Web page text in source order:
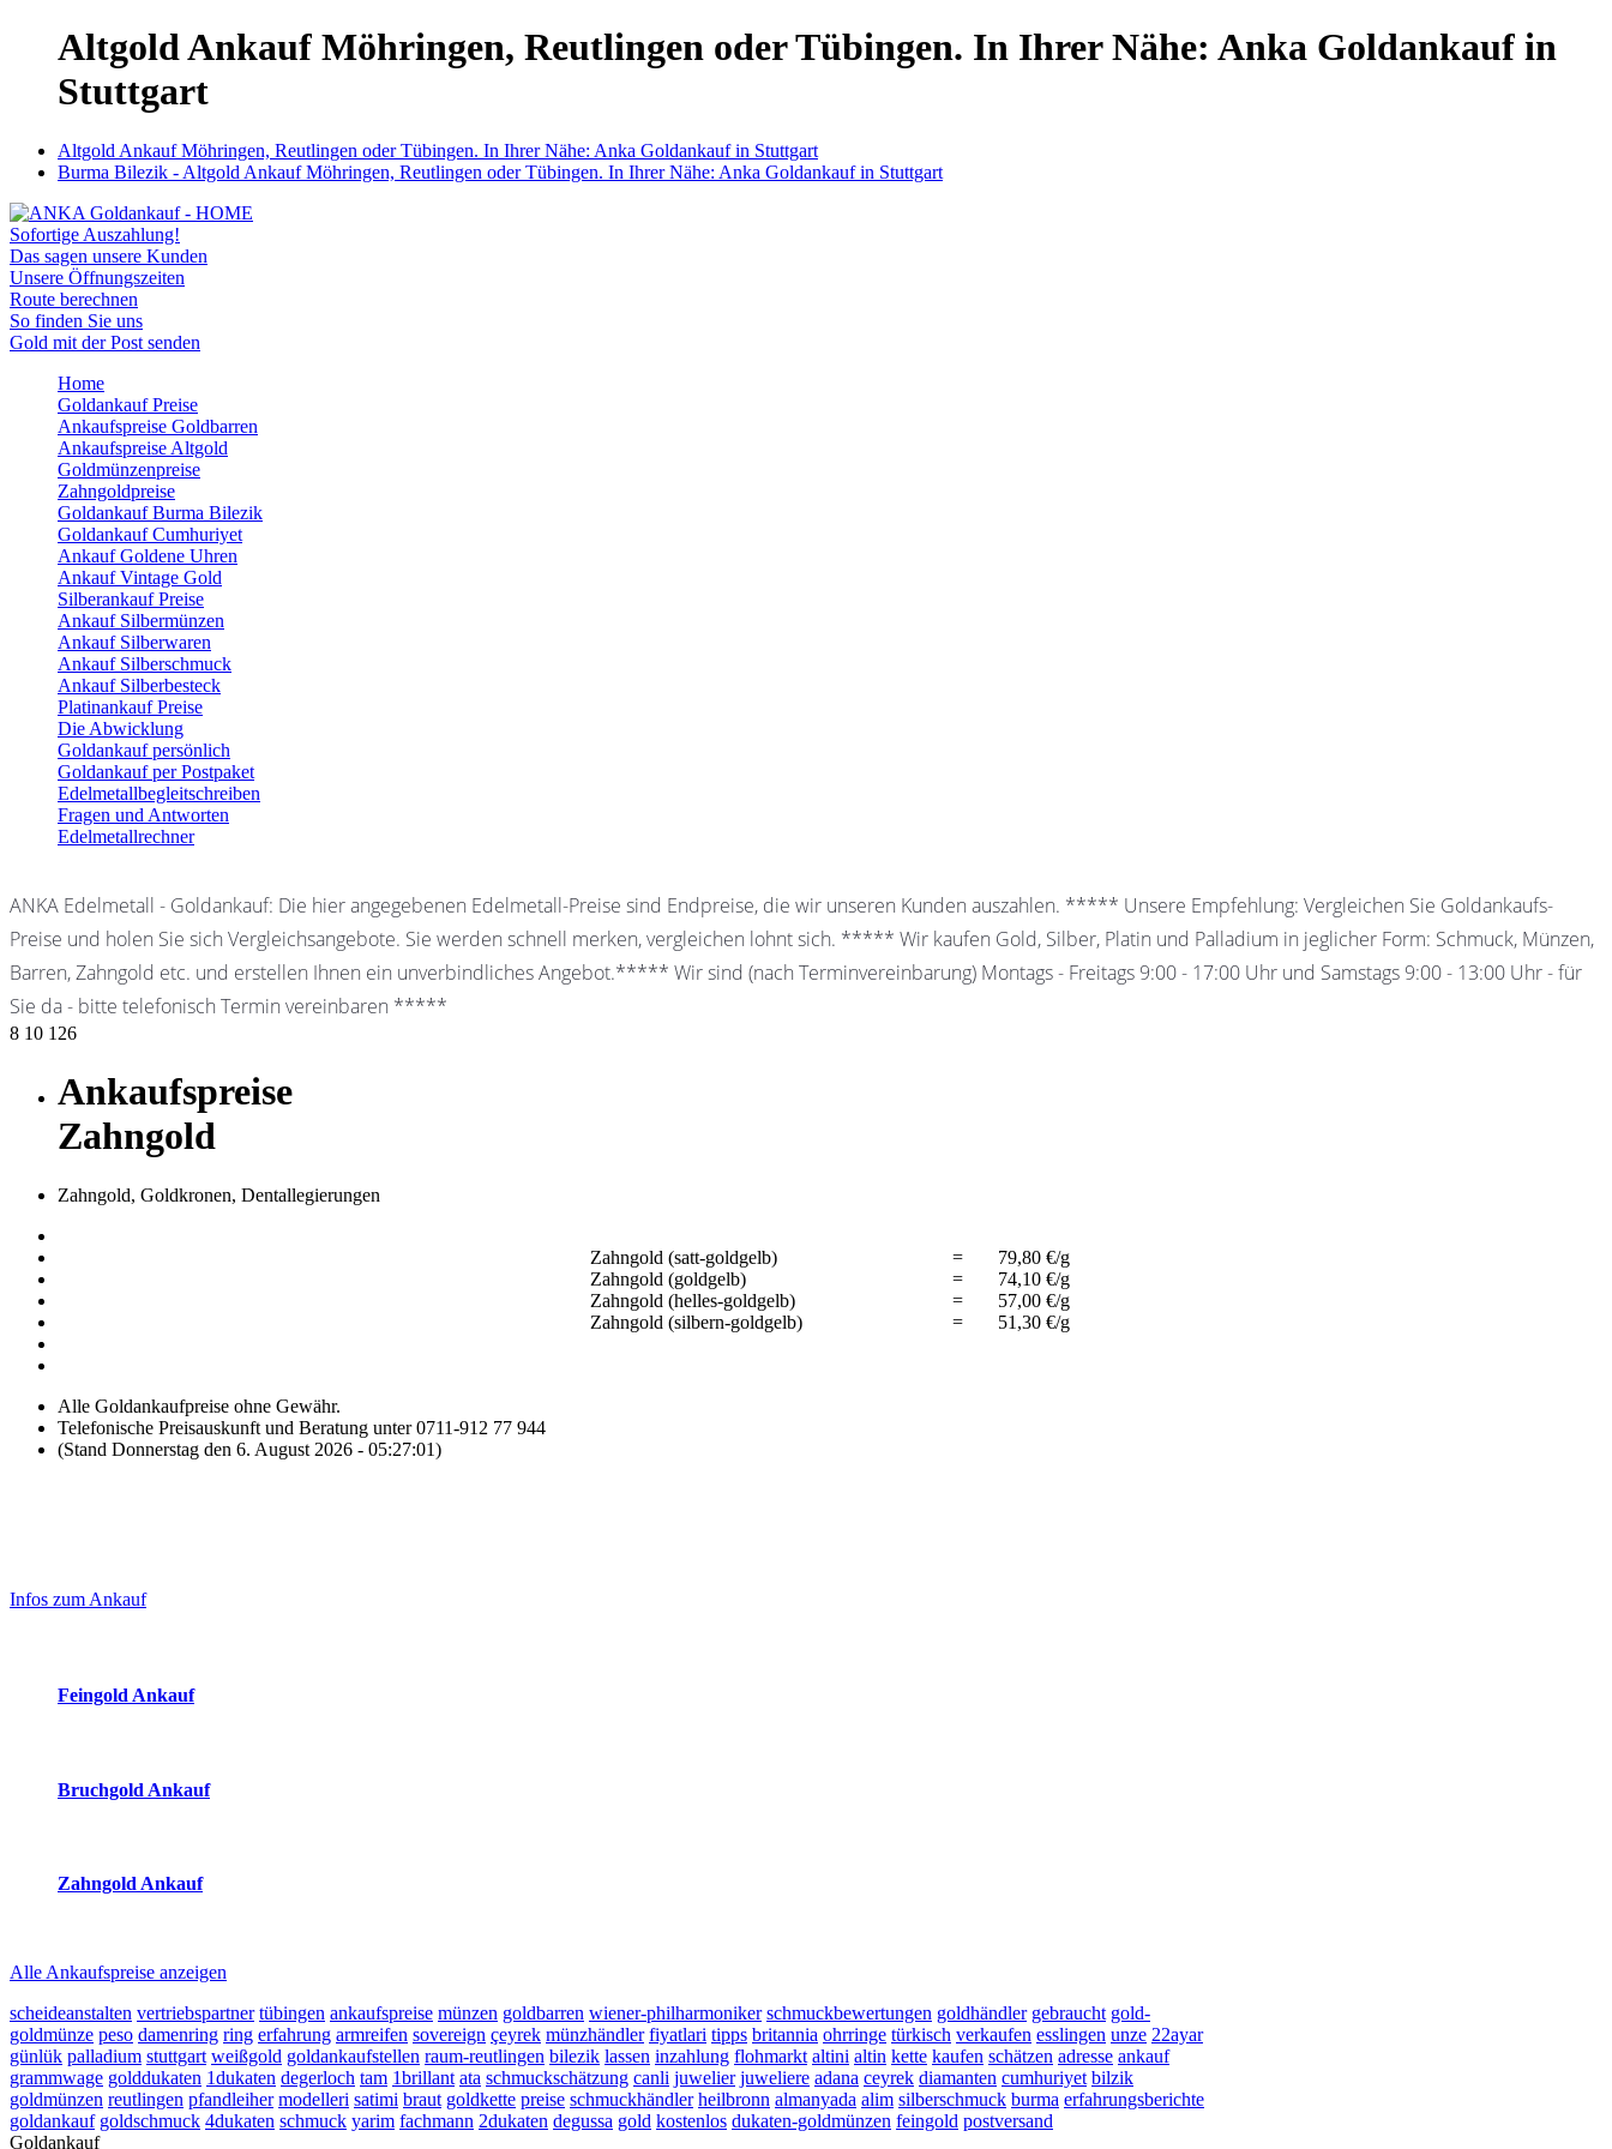
Altgold Ankauf Möhringen, Reutlingen oder Tübingen. In Ihrer Nähe: Anka Goldankauf in
Stuttgart
Altgold Ankauf Möhringen, Reutlingen oder Tübingen. In Ihrer Nähe: Anka Goldankauf in Stuttgart
Burma Bilezik - Altgold Ankauf Möhringen, Reutlingen oder Tübingen. In Ihrer Nähe: Anka Goldankauf in Stuttgart
Sofortige Auszahlung!
Das sagen unsere Kunden
Unsere Öffnungszeiten
Route berechnen
So finden Sie uns
Gold mit der Post senden
Home
Goldankauf Preise
Ankaufspreise Goldbarren
Ankaufspreise Altgold
Goldmünzenpreise
Zahngoldpreise
Goldankauf Burma Bilezik
Goldankauf Cumhuriyet
Ankauf Goldene Uhren
Ankauf Vintage Gold
Silberankauf Preise
Ankauf Silbermünzen
Ankauf Silberwaren
Ankauf Silberschmuck
Ankauf Silberbesteck
Platinankauf Preise
Die Abwicklung
Goldankauf persönlich
Goldankauf per Postpaket
Edelmetallbegleitschreiben
Fragen und Antworten
Edelmetallrechner
ANKA Edelmetall - Goldankauf: Die hier angegebenen Edelmetall-Preise sind Endpreise, die wir unseren Kunden auszahlen. ***** Unsere Empfehlung: Vergleichen Sie Goldankaufs-
Preise und holen Sie sich Vergleichsangebote. Sie werden schnell merken, vergleichen lohnt sich. ***** Wir kaufen Gold, Silber, Platin und Palladium in jeglicher Form: Schmuck, Münzen,
Barren, Zahngold etc. und erstellen Ihnen ein unverbindliches Angebot.***** Wir sind (nach Terminvereinbarung) Montags - Freitags 9:00 - 17:00 Uhr und Samstags 9:00 - 13:00 Uhr - für
Sie da - bitte telefonisch Termin vereinbaren *****
8 10 126
Ankaufspreise
Zahngold
Zahngold, Goldkronen, Dentallegierungen
Zahngold (satt-goldgelb) =
79,80 €/g
Zahngold (goldgelb)
=
74,10 €/g
Zahngold (helles-goldgelb)
=
57,00 €/g
Zahngold (silbern-goldgelb)
= 51,30 €/g
Alle Goldankaufpreise ohne Gewähr.
Telefonische Preisauskunft und Beratung unter 0711-912 77 944
(Stand Donnerstag den 6. August 2026 - 05:27:01)
Sidebar
Infos zum Ankauf
Feingold Ankauf
Bruchgold Ankauf
Zahngold Ankauf
Alle Ankaufspreise anzeigen
scheideanstalten vertriebspartner tübingen ankaufspreise münzen goldbarren wiener-philharmoniker schmuckbewertungen goldhändler gebraucht gold-
goldmünze peso damenring ring erfahrung armreifen sovereign çeyrek münzhändler fiyatlari tipps britannia ohrringe türkisch verkaufen esslingen unze 22ayar
günlük palladium stuttgart weißgold goldankaufstellen raum-reutlingen bilezik lassen inzahlung flohmarkt altini altin kette kaufen schätzen adresse ankauf
grammwage golddukaten 1dukaten degerloch tam 1brillant ata schmuckschätzung canli juwelier juweliere adana ceyrek diamanten cumhuriyet bilzik
goldmünzen reutlingen pfandleiher modelleri satimi braut goldkette preise schmuckhändler heilbronn almanyada alim silberschmuck burma erfahrungsberichte
goldankauf goldschmuck 4dukaten schmuck yarim fachmann 2dukaten degussa gold kostenlos dukaten-goldmünzen feingold postversand
Goldankauf